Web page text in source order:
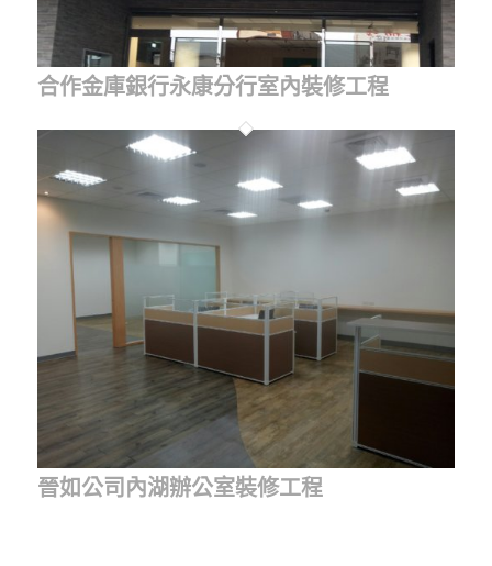
合作金庫銀行永康分行室內裝修工程
晉如公司內湖辦公室裝修工程